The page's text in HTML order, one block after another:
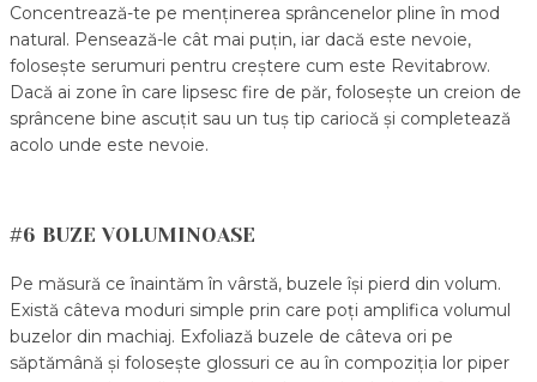
Concentrează-te pe menținerea sprâncenelor pline în mod
natural. Pensează-le cât mai puțin, iar dacă este nevoie,
folosește serumuri pentru creștere cum este Revitabrow.
Dacă ai zone în care lipsesc fire de păr, folosește un creion de
sprâncene bine ascuțit sau un tuș tip cariocă și completează
acolo unde este nevoie.
#6 BUZE VOLUMINOASE
Pe măsură ce înaintăm în vârstă, buzele își pierd din volum.
Există câteva moduri simple prin care poți amplifica volumul
buzelor din machiaj. Exfoliază buzele de câteva ori pe
săptămână și folosește glossuri ce au în compoziția lor piper